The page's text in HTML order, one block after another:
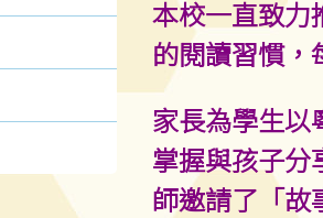
本校一直致力
的閱讀習慣，
家長為學生以
掌握與孩子分
師邀請了「故